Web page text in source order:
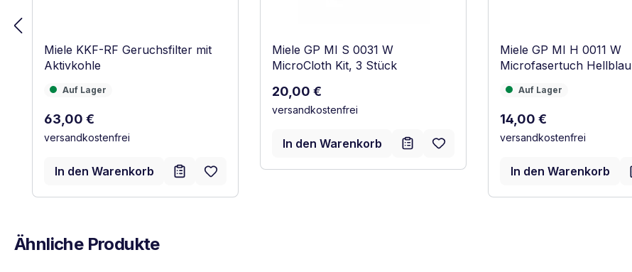
Miele KKF-RF Geruchsfilter mit
Aktivkohle
Auf Lager
Auf Lager
Regulärer Preis:
63,00 €
versandkostenfrei
In den Warenkorb
Miele GP MI S 0031 W
MicroCloth Kit, 3 Stück
Regulärer Preis:
20,00 €
versandkostenfrei
In den Warenkorb
Miele GP MI H 0011 W
Microfasertuch Hellblau
Auf Lager
Auf Lager
Regulärer Preis:
14,00 €
versandkostenfrei
In den Warenkorb
Ähnliche Produkte